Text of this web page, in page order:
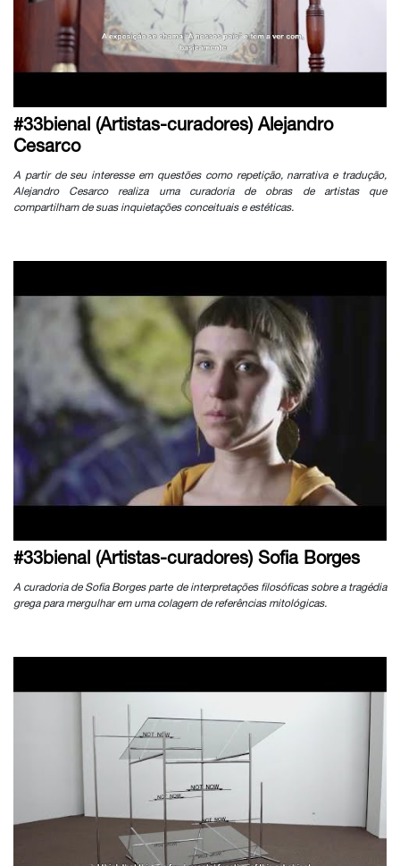
#33bienal (Artistas-curadores) Alejandro
Cesarco
A partir de seu interesse em questões como repetição, narrativa e tradução,
Alejandro Cesarco realiza uma curadoria de obras de artistas que
compartilham de suas inquietações conceituais e estéticas.
#33bienal (Artistas-curadores) Sofia Borges
A curadoria de Sofia Borges parte de interpretações filosóficas sobre a tragédia
grega para mergulhar em uma colagem de referências mitológicas.